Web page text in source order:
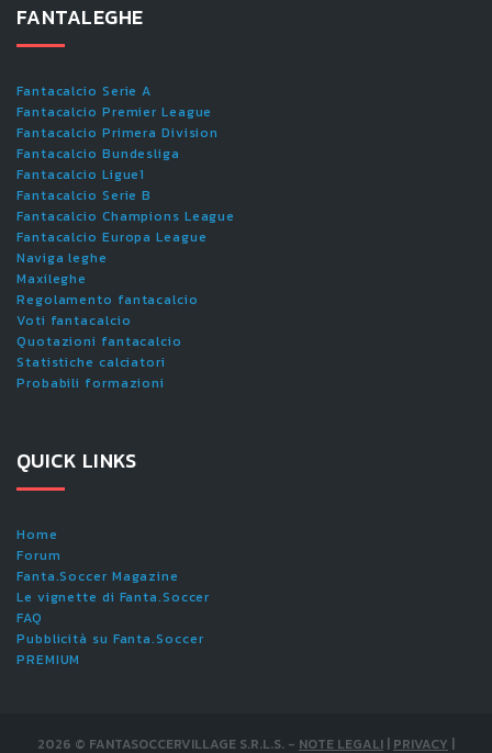
FANTALEGHE
Fantacalcio Serie A
Fantacalcio Premier League
Fantacalcio Primera Division
Fantacalcio Bundesliga
Fantacalcio Ligue1
Fantacalcio Serie B
Fantacalcio Champions League
Fantacalcio Europa League
Naviga leghe
Maxileghe
Regolamento fantacalcio
Voti fantacalcio
Quotazioni fantacalcio
Statistiche calciatori
Probabili formazioni
QUICK LINKS
Home
Forum
Fanta.Soccer Magazine
Le vignette di Fanta.Soccer
FAQ
Pubblicità su Fanta.Soccer
PREMIUM
2026 © FANTASOCCERVILLAGE S.R.L.S. - NOTE LEGALI | PRIVACY |